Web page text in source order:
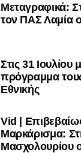
Μεταγραφικά:
τον ΠΑΣ Λαμία
Στις 31 Ιουλίου
πρόγραμμα
Εθνικής
Vid |
Μαρκάρισμα:
Μασχολουρίου